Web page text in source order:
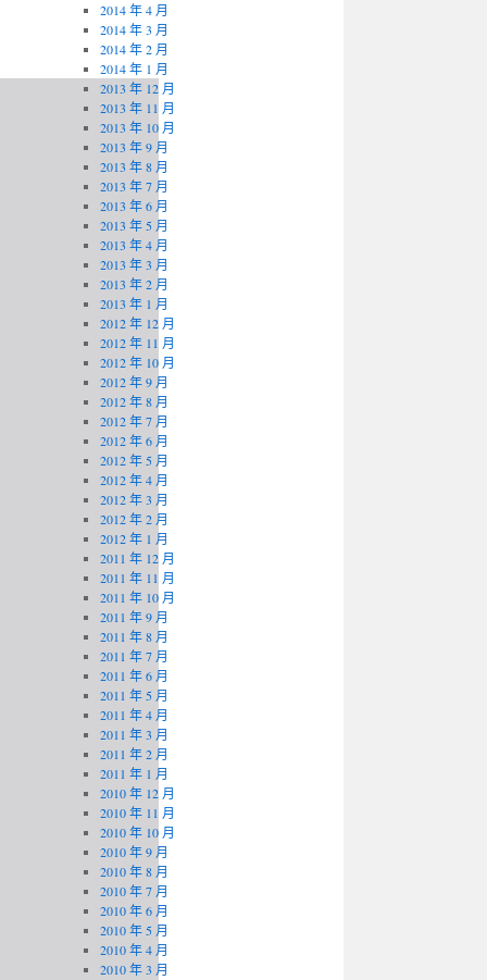
2014 年 4 月
2014 年 3 月
2014 年 2 月
2014 年 1 月
2013 年 12 月
2013 年 11 月
2013 年 10 月
2013 年 9 月
2013 年 8 月
2013 年 7 月
2013 年 6 月
2013 年 5 月
2013 年 4 月
2013 年 3 月
2013 年 2 月
2013 年 1 月
2012 年 12 月
2012 年 11 月
2012 年 10 月
2012 年 9 月
2012 年 8 月
2012 年 7 月
2012 年 6 月
2012 年 5 月
2012 年 4 月
2012 年 3 月
2012 年 2 月
2012 年 1 月
2011 年 12 月
2011 年 11 月
2011 年 10 月
2011 年 9 月
2011 年 8 月
2011 年 7 月
2011 年 6 月
2011 年 5 月
2011 年 4 月
2011 年 3 月
2011 年 2 月
2011 年 1 月
2010 年 12 月
2010 年 11 月
2010 年 10 月
2010 年 9 月
2010 年 8 月
2010 年 7 月
2010 年 6 月
2010 年 5 月
2010 年 4 月
2010 年 3 月